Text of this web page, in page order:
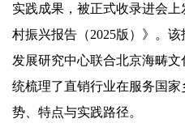
实践成果，被正式收录进会
村振兴报告（2025版）》。
发展研究中心联合北京海畴
统梳理了直销行业在服务国
势、特点与实践路径。